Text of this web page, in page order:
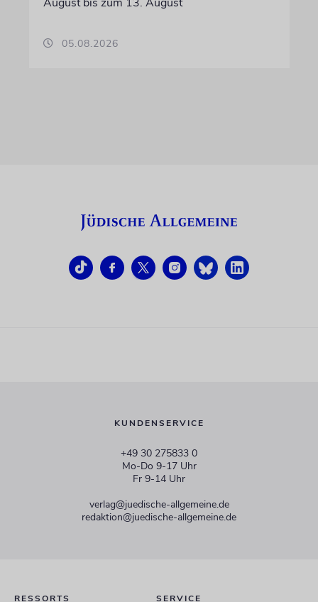
05.08.2026
KUNDENSERVICE
+49 30 275833 0
Mo-Do 9-17 Uhr
Fr 9-14 Uhr
verlag@juedische-allgemeine.de
redaktion@juedische-allgemeine.de
RESSORTS SERVICE